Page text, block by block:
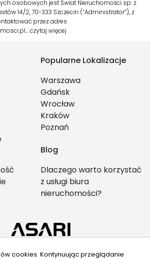
osobowych jest Świat Nieruchomości sp. z
14/2, 70-333 Szczecin (“Administrator”), z
przez adres
czytaj więcej
Popularne Lokalizacje
Warszawa
Gdańsk
Wrocław
Kraków
Poznań
Blog
Dlaczego warto korzystać
z usługi biura
nieruchomości?
Znajdziesz nas tu
cookies. Kontynuując przeglądanie